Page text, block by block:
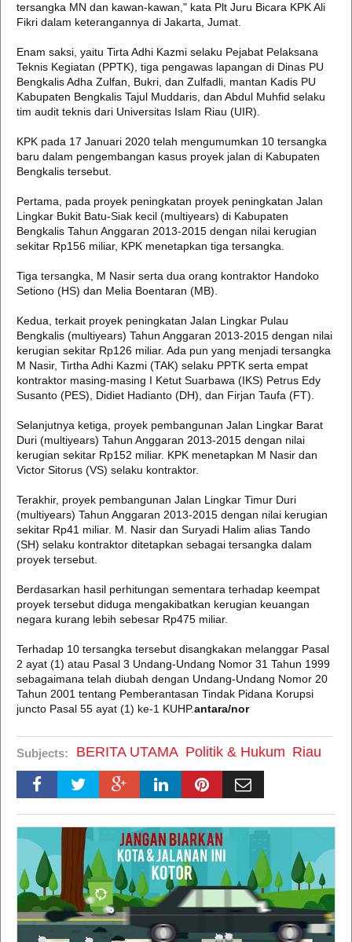
tersangka MN dan kawan-kawan," kata Plt Juru Bicara KPK Ali
Fikri dalam keterangannya di Jakarta, Jumat.
Enam saksi, yaitu Tirta Adhi Kazmi selaku Pejabat Pelaksana
Teknis Kegiatan (PPTK), tiga pengawas lapangan di Dinas PU
Bengkalis Adha Zulfan, Bukri, dan Zulfadli, mantan Kadis PU
Kabupaten Bengkalis Tajul Muddaris, dan Abdul Muhfid selaku
tim audit teknis dari Universitas Islam Riau (UIR).
KPK pada 17 Januari 2020 telah mengumumkan 10 tersangka
baru dalam pengembangan kasus proyek jalan di Kabupaten
Bengkalis tersebut.
Pertama, pada proyek peningkatan proyek peningkatan Jalan
Lingkar Bukit Batu-Siak kecil (multiyears) di Kabupaten
Bengkalis Tahun Anggaran 2013-2015 dengan nilai kerugian
sekitar Rp156 miliar, KPK menetapkan tiga tersangka.
Tiga tersangka, M Nasir serta dua orang kontraktor Handoko
Setiono (HS) dan Melia Boentaran (MB).
Kedua, terkait proyek peningkatan Jalan Lingkar Pulau
Bengkalis (multiyears) Tahun Anggaran 2013-2015 dengan nilai
kerugian sekitar Rp126 miliar. Ada pun yang menjadi tersangka
M Nasir, Tirtha Adhi Kazmi (TAK) selaku PPTK serta empat
kontraktor masing-masing I Ketut Suarbawa (IKS) Petrus Edy
Susanto (PES), Didiet Hadianto (DH), dan Firjan Taufa (FT).
Selanjutnya ketiga, proyek pembangunan Jalan Lingkar Barat
Duri (multiyears) Tahun Anggaran 2013-2015 dengan nilai
kerugian sekitar Rp152 miliar. KPK menetapkan M Nasir dan
Victor Sitorus (VS) selaku kontraktor.
Terakhir, proyek pembangunan Jalan Lingkar Timur Duri
(multiyears) Tahun Anggaran 2013-2015 dengan nilai kerugian
sekitar Rp41 miliar. M. Nasir dan Suryadi Halim alias Tando
(SH) selaku kontraktor ditetapkan sebagai tersangka dalam
proyek tersebut.
Berdasarkan hasil perhitungan sementara terhadap keempat
proyek tersebut diduga mengakibatkan kerugian keuangan
negara kurang lebih sebesar Rp475 miliar.
Terhadap 10 tersangka tersebut disangkakan melanggar Pasal
2 ayat (1) atau Pasal 3 Undang-Undang Nomor 31 Tahun 1999
sebagaimana telah diubah dengan Undang-Undang Nomor 20
Tahun 2001 tentang Pemberantasan Tindak Pidana Korupsi
juncto Pasal 55 ayat (1) ke-1 KUHP.antara/nor
Subjects: BERITA UTAMA Politik & Hukum Riau